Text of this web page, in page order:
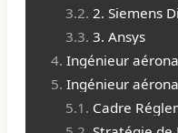
2. Siemens
3. Ansys
Ingénieur
Ingénieur
Cadre